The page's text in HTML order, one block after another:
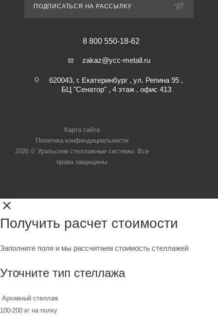
ПОДПИСАТЬСЯ НА РАССЫЛКУ
8 800 550-18-62
zakaz@ycc-metall.ru
620043, г. Екатеринбург , ул. Репина 95 ,
БЦ "Сенатор" , 4 этаж , офис 413
Карта сайта
Политика конфендициальности
2026 © Уральские стеллажные системы. Все
права защищены
Получить расчет стоимости
Заполните поля и мы рассчитаем стоимость стеллажей
Уточните тип стеллажа
Архивный стеллаж
100-200 кг на полку